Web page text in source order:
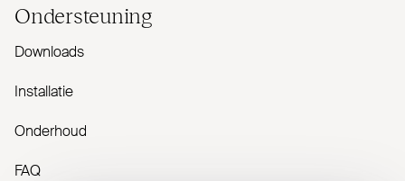
Onder­steuning
Downloads
Installatie
Onderhoud
FAQ